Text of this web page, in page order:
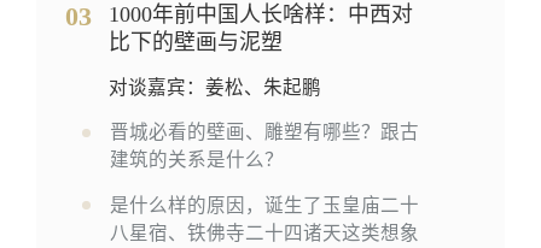
03
1000年前中国人长啥样：中西对
比下的壁画与泥塑
对谈嘉宾：姜松、朱起鹏
晋城必看的壁画、雕塑有哪些？跟古
建筑的关系是什么？
是什么样的原因，诞生了玉皇庙二十
八星宿、铁佛寺二十四诸天这类想象